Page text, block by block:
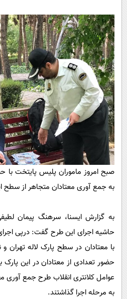
فناوری
گوناگون
حوادث
محیط زیست
سلامت
فرهنگی
بین الملل
اجتماعی
حیات وحش
سیاست
روانشناسی
آشپزی
دانلود
صبح امروز ماموران پلیس پایتخت با
به جمع آوری معتادان متجاهر از سطح
به گزارش ایسنا، سرهنگ پیمان
حاشیه اجرای این طرح گفت: درپی
با معتادان در سطح پارک لاله تهران
حضور تعدادی از معتادان در این پارک
عوامل کلانتری انقلاب طرح جمع آوری
به مرحله اجرا گذاشتند.